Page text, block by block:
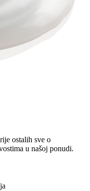
ostalih sve o
u našoj ponudi.